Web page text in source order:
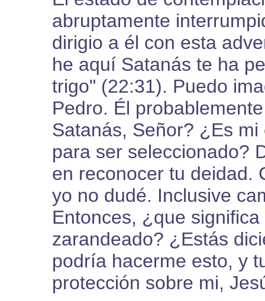
abruptamente
dirigio a él con esta
he aquí Satanás te ha
trigo" (22:31). Puedo
Pedro. Él
Satanás, Señor? ¿Es
para ser seleccionado?
en reconocer tu deidad.
yo no dudé. Inclusive
Entonces, ¿que
zarandeado? ¿Estás
podría hacerme esto, y
protección sobre mi,